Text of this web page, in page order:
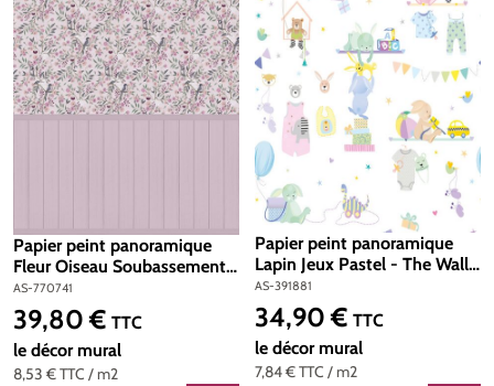
Papier peint panoramique
Fleur Oiseau Soubassement
violet - Lilly & Luis d'A.S.
Création | Réf. AS-770741
AS-770741
8,53 €TTC / m2
Prix régulier :
39,80 € TTC
le décor mural
Papier peint panoramique
Lapin Jeux Pastel - The Wall
2 d'A.S. Création | Réf. AS-
391881
AS-391881
7,84 €TTC / m2
Prix régulier :
34,90 € TTC
le décor mural